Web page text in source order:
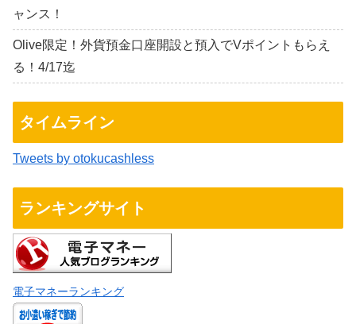
ャンス！
Olive限定！外貨預金口座開設と預入でVポイントもらえ
る！4/17迄
タイムライン
Tweets by otokucashless
ランキングサイト
電子マネーランキング